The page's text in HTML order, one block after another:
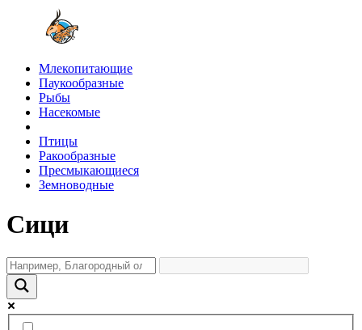
Млекопитающие
Паукообразные
Рыбы
Насекомые
Птицы
Ракообразные
Пресмыкающиеся
Земноводные
Сици